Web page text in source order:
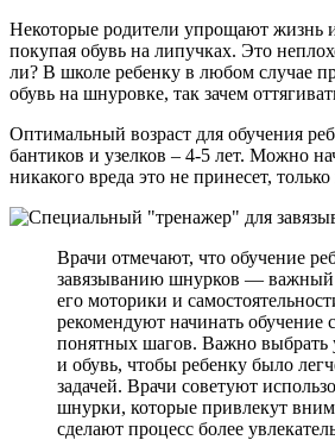
Некоторые родители упрощают жизнь
покупая обувь на липучках. Это
ли? В школе ребенку в любом случае
обувь на шнуровке, так зачем
Оптимальный возраст для обучения
бантиков и узелков – 4-5 лет. Можно
никакого вреда это не принесет, только
Врачи отмечают, что обучение
завязыванию шнурков — важный
его моторики и
рекомендуют начинать обучение
понятных шагов. Важно выбрать
и обувь, чтобы ребенку было
задачей. Врачи советуют
шнурки, которые привлекут
сделают процесс более